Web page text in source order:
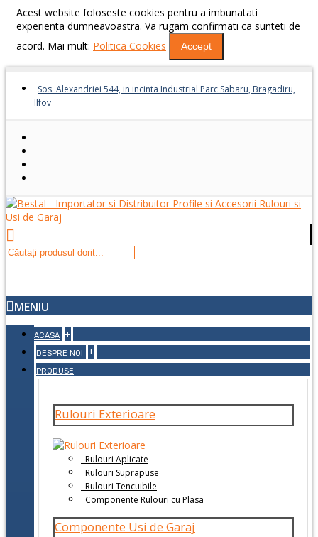
Acest website foloseste cookies pentru a imbunatati
experienta dumneavoastra. Va rugam confirmati ca sunteti de
acord. Mai mult: Politica Cookies Accept
Sos. Alexandriei 544, in incinta Industrial Parc Sabaru, Bragadiru,
Ilfov
MENIU
ACASA +
DESPRE NOI +
PRODUSE
Rulouri Exterioare
Rulouri Aplicate
Rulouri Suprapuse
Rulouri Tencuibile
Componente Rulouri cu Plasa
Componente Usi de Garaj